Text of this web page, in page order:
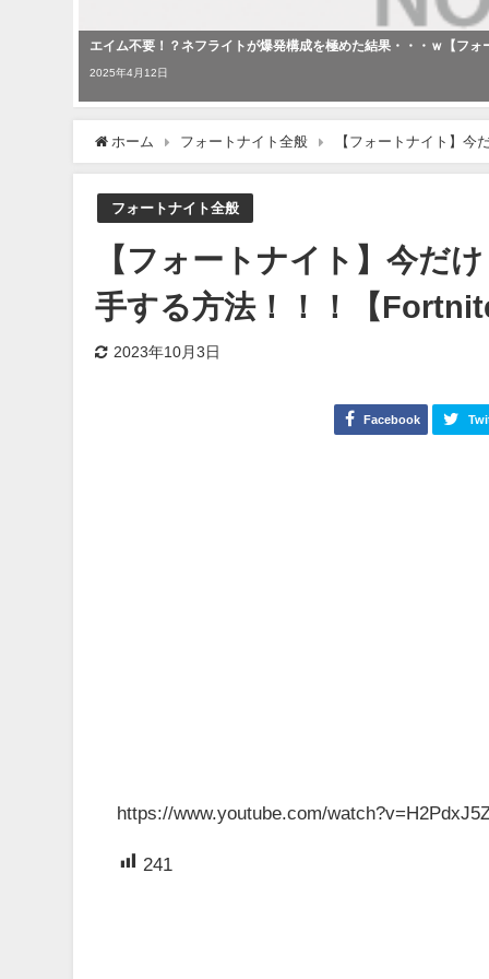
エイム不要！？ネフライトが爆発構成を極めた結果・・・ｗ【フ
2025年4月12日
ホーム フォートナイト全般 【フォートナイト】今
フォートナイト全般
【フォートナイト】今だ
手する方法！！！【
2023年10月3日
Facebook
https://www.youtube.com/
241